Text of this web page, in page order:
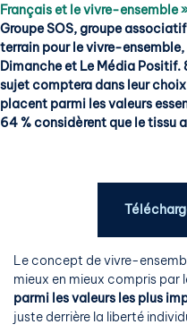
Français et le vivre-ensemble
Groupe SOS, groupe
terrain pour le vivre-
Dimanche et Le Média Positif.
sujet comptera dans leur
placent parmi les valeurs
64 % considèrent que le tissu
Le concept de vivre-
mieux en mieux compris par
parmi les valeurs les plus
juste derrière la liberté